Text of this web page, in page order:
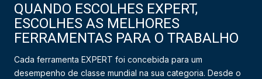
QUANDO ESCOLHES EXPERT,
ESCOLHES AS MELHORES
FERRAMENTAS PARA O TRABALHO
Cada ferramenta EXPERT foi concebida para um
desempenho de classe mundial na sua categoria. Desde o